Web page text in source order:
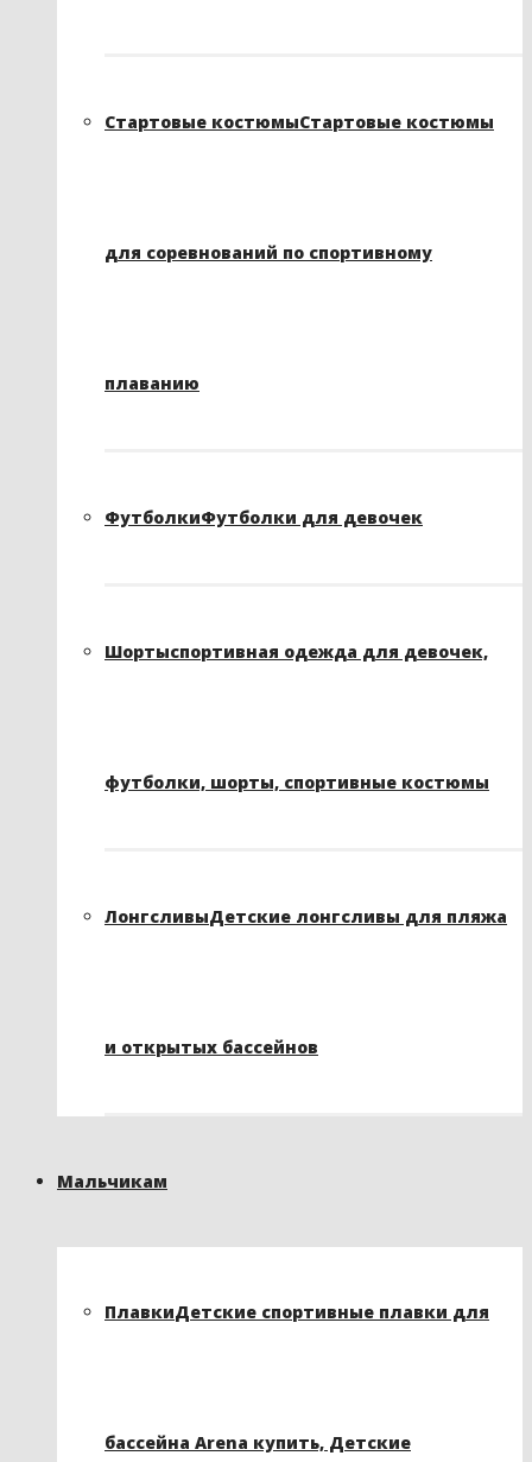
Стартовые костюмыСтартовые костюмы
для соревнований по спортивному
плаванию
ФутболкиФутболки для девочек
Шортыспортивная одежда для девочек,
футболки, шорты, спортивные костюмы
ЛонгсливыДетские лонгсливы для пляжа
и открытых бассейнов
Мальчикам
ПлавкиДетские спортивные плавки для
бассейна Arena купить, Детские